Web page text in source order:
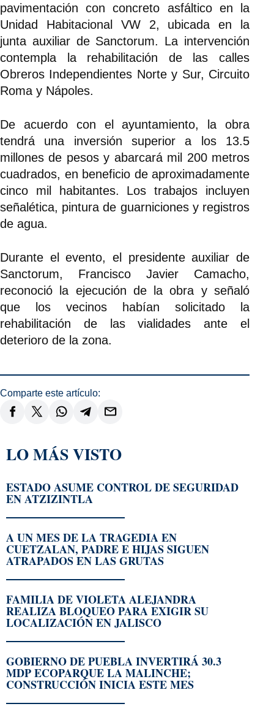
pavimentación con concreto asfáltico en la
Unidad Habitacional VW 2, ubicada en la
junta auxiliar de Sanctorum. La intervención
contempla la rehabilitación de las calles
Obreros Independientes Norte y Sur, Circuito
Roma y Nápoles.
De acuerdo con el ayuntamiento, la obra
tendrá una inversión superior a los 13.5
millones de pesos y abarcará mil 200 metros
cuadrados, en beneficio de aproximadamente
cinco mil habitantes. Los trabajos incluyen
señalética, pintura de guarniciones y registros
de agua.
Durante el evento, el presidente auxiliar de
Sanctorum, Francisco Javier Camacho,
reconoció la ejecución de la obra y señaló
que los vecinos habían solicitado la
rehabilitación de las vialidades ante el
deterioro de la zona.
Comparte este artículo:
LO MÁS VISTO
ESTADO ASUME CONTROL DE SEGURIDAD
EN ATZIZINTLA
A UN MES DE LA TRAGEDIA EN
CUETZALAN, PADRE E HIJAS SIGUEN
ATRAPADOS EN LAS GRUTAS
FAMILIA DE VIOLETA ALEJANDRA
REALIZA BLOQUEO PARA EXIGIR SU
LOCALIZACIÓN EN JALISCO
GOBIERNO DE PUEBLA INVERTIRÁ 30.3
MDP ECOPARQUE LA MALINCHE;
CONSTRUCCIÓN INICIA ESTE MES